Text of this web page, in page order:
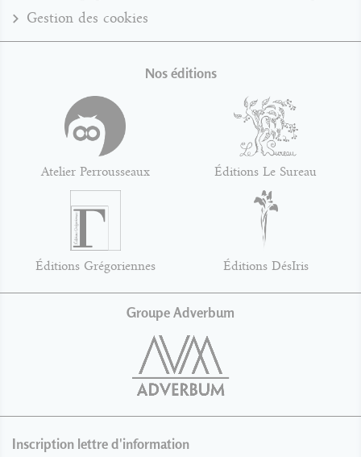
Gestion des cookies
Nos éditions
Atelier Perrousseaux Éditions Le Sureau
Éditions Grégoriennes Éditions DésIris
Groupe Adverbum
Inscription lettre d'information